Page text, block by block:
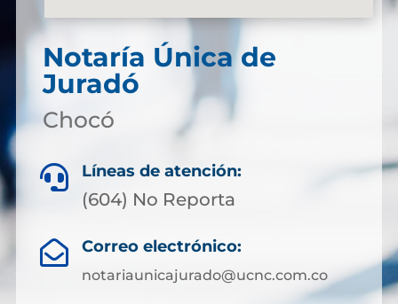
Notaría Única de
Juradó
Chocó
 Líneas de atención:
(604) No Reporta
 Correo electrónico:
notariaunicajurado@ucnc.com.co